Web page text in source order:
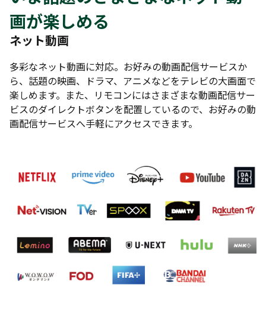
画が楽しめる
ネット動画
多彩なネット動画に対応。お好みの動画配信サービスか
ら、話題の映画、ドラマ、アニメなどをテレビの大画面で
楽しめます。また、リモコンにはさまざまな動画配信サー
ビスのダイレクトボタンを配置しているので、お好みの動
画配信サービスへ手軽にアクセスできます。